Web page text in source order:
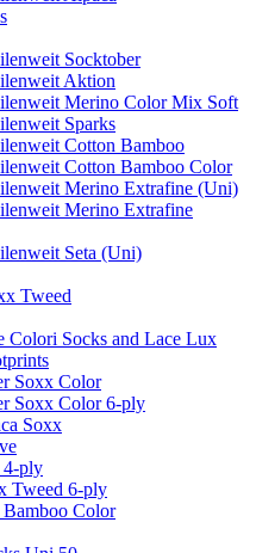
Socktober
Aktion
Merino Color Mix Soft
Sparks
Cotton Bamboo
Cotton Bamboo Color
Merino Extrafine (Uni)
Merino Extrafine
Seta (Uni)
Tweed
Colori Socks and Lace Lux
Soxx Color
Soxx Color 6-ply
Soxx
4-ply
Tweed 6-ply
Color